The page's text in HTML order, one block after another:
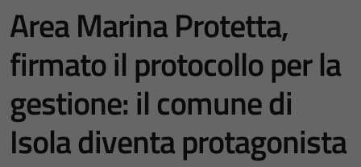
Area Marina Protetta,
firmato il protocollo per la
gestione: il comune di
Isola diventa protagonista